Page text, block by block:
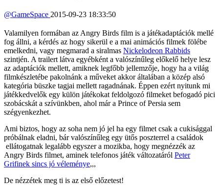
@GameSpace 2015-09-23 18:33:50
Valamilyen formában az Angry Birds film is a játékadaptációk mellé
fog állni, a kérdés az hogy sikerül e a mai animációs filmek fölébe
emelkedni, vagy megmarad a siralmas Nickelodeon Rabbids
szintjén. A trailert látva egyébként a valószínűleg előkelő helye lesz
az adaptációk mellett, amiknek legfőbb jellemzője, hogy ha a világ
filmkészletébe pakolnánk a műveket akkor általában a közép alsó
kategória büszke tagjai mellett ragadnának. Éppen ezért nyitunk mi
játékkedvelők egy külön játékokat feldolgozó filmeket befogadó pici
szobácskát a szívünkben, ahol már a Prince of Persia sem
szégyenkezhet.
Ami biztos, hogy az soha nem jó jel ha egy filmet csak a cukisággal
próbálnak eladni, bár valószínűleg egy ütős poszterrel a családok
ellátogatnak legalább egyszer a mozikba, hogy megnézzék az
Angry Birds filmet, aminek telefonos játék változatáról Peter
Grifinek sincs jó véleménye,,,
De nézzétek meg ti is az első előzetest!